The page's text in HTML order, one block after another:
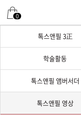
0
톡스앤필 3正
학술활동
톡스앤필 앰버서더
톡스앤필 영상